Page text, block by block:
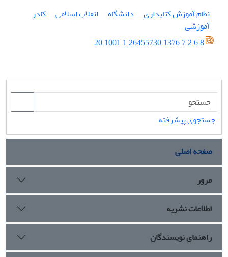
نظام آموزش کتابداری
دانشگاه انقلاب اسلامی
کادر
آموزشی
20.1001.1.26455730.1376.7.2.6.8
جستجوی پیشرفته
صفحه اصلی
مرور
اطلاعات نشریه
راهنمای نویسندگان